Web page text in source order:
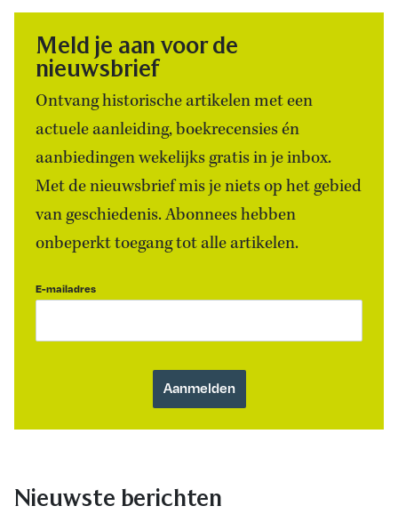
Meld je aan voor de
nieuwsbrief
Ontvang historische artikelen met een
actuele aanleiding, boekrecensies én
aanbiedingen wekelijks gratis in je inbox.
Met de nieuwsbrief mis je niets op het gebied
van geschiedenis. Abonnees hebben
onbeperkt toegang tot alle artikelen.
E-mailadres
Nieuwste berichten